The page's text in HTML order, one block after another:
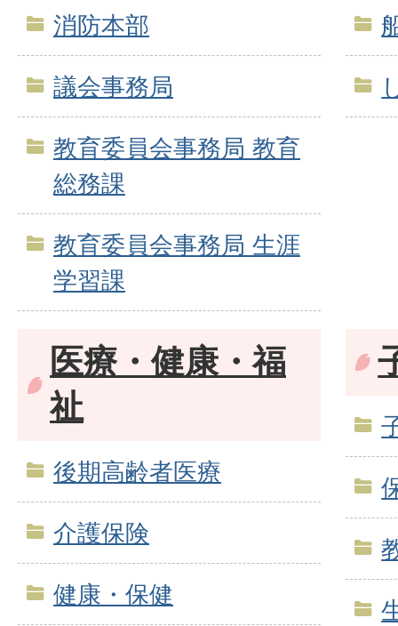
消防本部
議会事務局
教育委員会事務局 教育
総務課
教育委員会事務局 生涯
学習課
医療・健康・福
祉
後期高齢者医療
介護保険
健康・保健